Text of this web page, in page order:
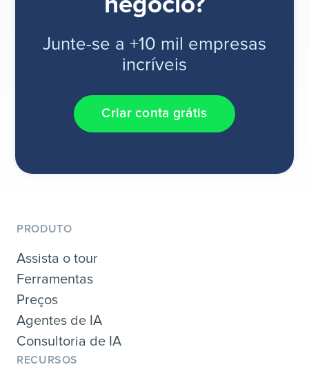
negócio?
Junte-se a +10 mil empresas
incríveis
Criar conta grátis
PRODUTO
Assista o tour
Ferramentas
Preços
Agentes de IA
Consultoria de IA
RECURSOS